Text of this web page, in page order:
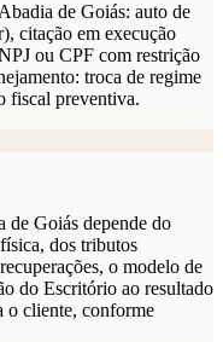
de Goiás: auto de
citação em execução
ou CPF com restrição
troca de regime
fiscal preventiva.
de Goiás depende do
dos tributos
o modelo de
do Escritório ao resultado
cliente, conforme